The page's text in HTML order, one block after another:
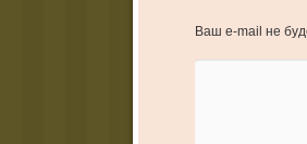
Ваш e-mail не